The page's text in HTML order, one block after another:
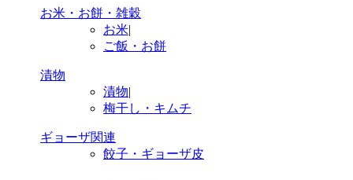
お米・お餅・雑穀
お米|
ご飯・お餅
漬物
漬物|
梅干し・キムチ
ギョーザ関連
餃子・ギョーザ皮